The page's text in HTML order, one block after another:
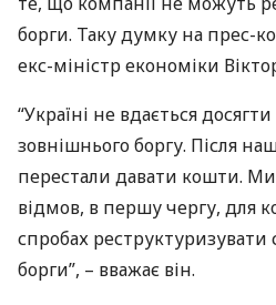
борги. Таку думку на прес-
екс-міністр економіки
“Україні не вдається
зовнішнього боргу. Після
перестали давати кошти.
відмов, в першу чергу, для
спробах реструктуризувати
борги”, – вважає він.